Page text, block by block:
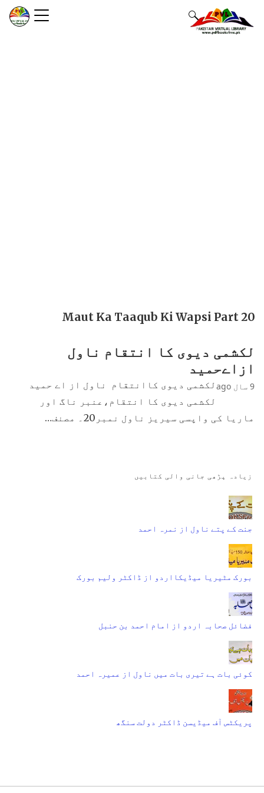
Maut Ka Taaqub Ki Wapsi Part 20
لکشمی دیوی کا انتقام ناول
ازاےحمید
9 سال ago
لکشمی دیوی کاانتقام ناول از اے حمید
لکشمی دیوی کا انتقام،عنبر ناگ اور
ماریا کی واپسی سیریز ناول نمبر20۔ مصنف…
زیادہ پڑھی جانی والی کتابیں
جنت کے پتے ناول از نمرہ احمد
بورک مٹیریا میڈیکااردو از ڈاکٹر ولیم بورک
فضائل صحابہ اردو از امام احمد بن حنبل
کوئی بات ہے تیری بات میں ناول از عمیرہ احمد
پریکٹس آف میڈیسن ڈاکٹر دولت سنگھ